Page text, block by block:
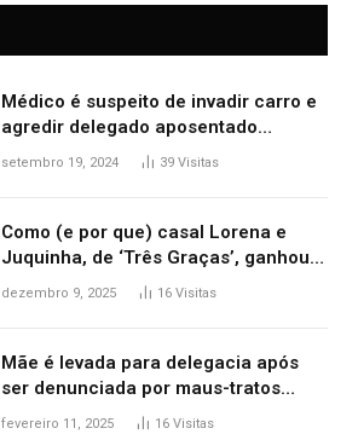
Médico é suspeito de invadir carro e
agredir delegado aposentado
durante confusão no trânsito
setembro 19, 2024 39 Visitas
Como (e por que) casal Lorena e
Juquinha, de ‘Três Graças’, ganhou
repercussão internacional
dezembro 9, 2025 16 Visitas
Mãe é levada para delegacia após
ser denunciada por maus-tratos
contra dois filhos, diz polícia
fevereiro 11, 2025 16 Visitas